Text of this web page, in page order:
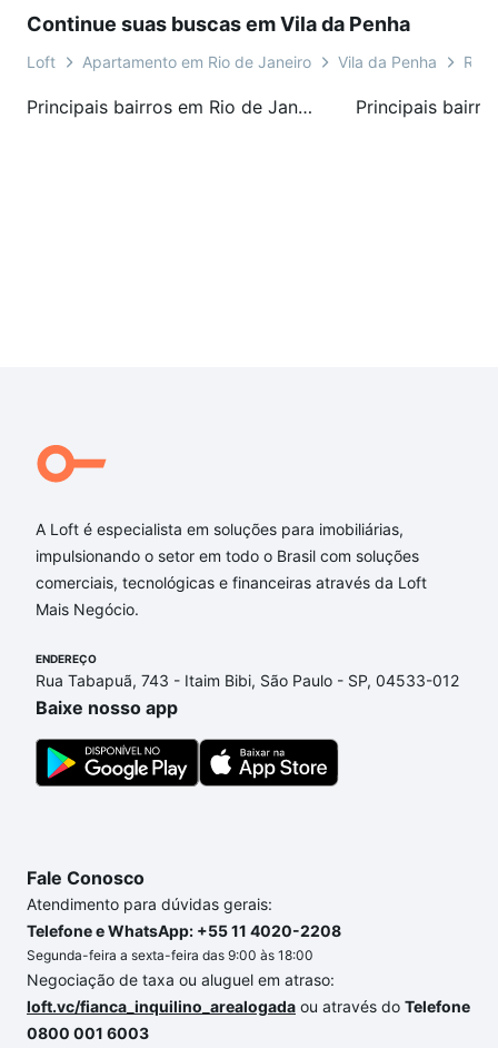
Continue suas buscas em Vila da Penha
Loft Apartamento em Rio de Janeiro Vila da Penha Rua
Principais bairros em Rio de Janeiro, RJ
A Loft é especialista em soluções para imobiliárias,
impulsionando o setor em todo o Brasil com soluções
comerciais, tecnológicas e financeiras através da Loft
Mais Negócio.
ENDEREÇO
Rua Tabapuã, 743 - Itaim Bibi, São Paulo - SP, 04533-012
Baixe nosso app
Fale Conosco
Atendimento para dúvidas gerais:
Telefone e WhatsApp: +55 11 4020-2208
Segunda-feira a sexta-feira das 9:00 às 18:00
Negociação de taxa ou aluguel em atraso:
loft.vc/fianca_inquilino_arealogada ou através do Telefone
0800 001 6003